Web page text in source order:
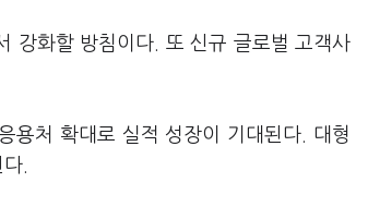
강화할 방침이다. 또 신규 글로벌 고객사
용처 확대로 실적 성장이 기대된다. 대형
.